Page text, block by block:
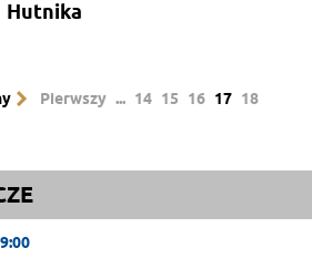
Hutnika
Pierwszy ... 14 15 16 17 18